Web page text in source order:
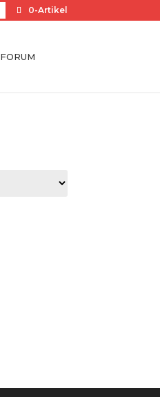
0-Artikel
FORUM